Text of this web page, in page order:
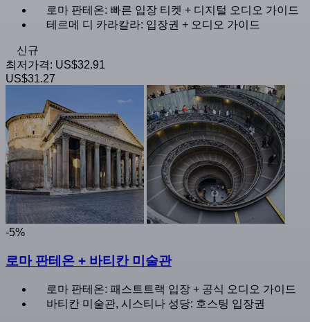
로마 판테온: 빠른 입장 티켓 + 디지털 오디오 가이드
테르메 디 카라칼라: 입장권 + 오디오 가이드
신규
최저가격: US$32.91
US$31.27
-5%
로마 판테온 + 바티칸 미술관
로마 판테온: 패스트트랙 입장 + 공식 오디오 가이드
바티칸 미술관, 시스티나 성당: 호스팅 입장권